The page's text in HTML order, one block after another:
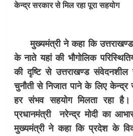
केन्द्र सरकार से मिल रहा पूरा सहयोग
मुख्यमंत्री ने कहा कि उत्तराखण्ड
के नाते यहां की भौगोलिक
की दृष्टि से उत्तराखण्ड संवेदनशील
चुनौती से निजात पाने के लिए केन्द्र
हर संभव सहयोग मिलता रहा
प्रधानमंत्री नरेन्द्र मोदी का
मुख्यमंत्री ने कहा कि प्रदेश के